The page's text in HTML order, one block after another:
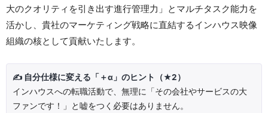
大のクオリティを引き出す進行管理力」とマルチタスク能力を
活かし、貴社のマーケティング戦略に直結するインハウス映像
組織の核として貢献いたします。
✍️ 自分仕様に変える「＋α」のヒント（★2）
インハウスへの転職活動で、無理に「その会社やサービスの大
ファンです！」と嘘をつく必要はありません。